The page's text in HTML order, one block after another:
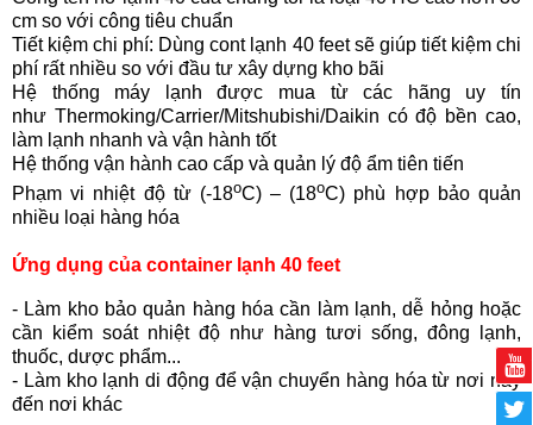
cm so với công tiêu chuẩn
Tiết kiệm chi phí: Dùng cont lạnh 40 feet sẽ giúp tiết kiệm chi
phí rất nhiều so với đầu tư xây dựng kho bãi
Hệ thống máy lạnh được mua từ các hãng uy tín
như Thermoking/Carrier/Mitshubishi/Daikin có độ bền cao,
làm lạnh nhanh và vận hành tốt
Hệ thống vận hành cao cấp và quản lý độ ẩm tiên tiến
Phạm vi nhiệt độ từ (-18oC) – (18oC) phù hợp bảo quản
nhiều loại hàng hóa
Ứng dụng của container lạnh 40 feet
- Làm kho bảo quản hàng hóa cần làm lạnh, dễ hỏng hoặc
cần kiểm soát nhiệt độ như hàng tươi sống, đông lạnh,
thuốc, dược phẩm...
- Làm kho lạnh di động để vận chuyển hàng hóa từ nơi này
đến nơi khác